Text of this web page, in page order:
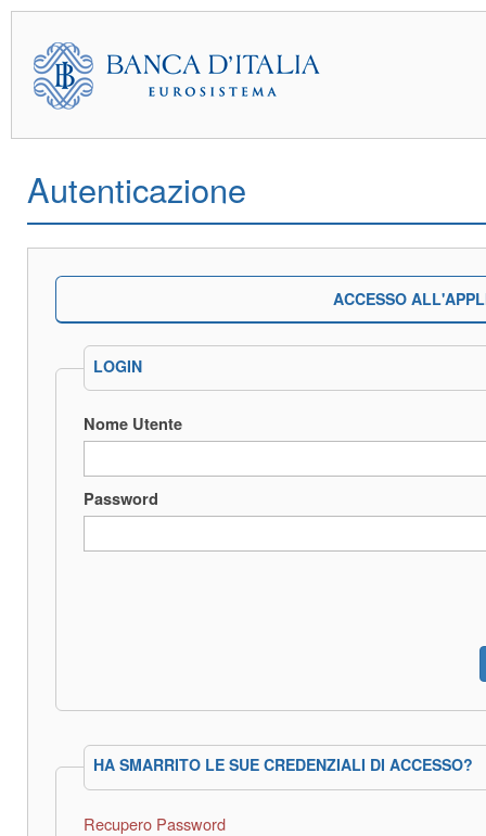
Autenticazione
ACCESSO
LOGIN
Nome Utente
Password
HA SMARRITO LE SUE CREDENZIALI DI ACCESSO?
Recupero Password